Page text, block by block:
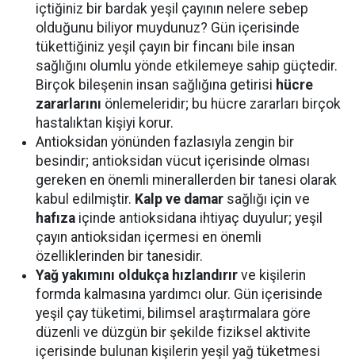
içtiğiniz bir bardak yeşil çayının nelere sebep
olduğunu biliyor muydunuz? Gün içerisinde
tükettiğiniz yeşil çayın bir fincanı bile insan
sağlığını olumlu yönde etkilemeye sahip güçtedir.
Birçok bileşenin insan sağlığına getirisi hücre
zararlarını önlemeleridir; bu hücre zararları birçok
hastalıktan kişiyi korur.
Antioksidan yönünden fazlasıyla zengin bir
besindir; antioksidan vücut içerisinde olması
gereken en önemli minerallerden bir tanesi olarak
kabul edilmiştir. Kalp ve damar sağlığı için ve
hafıza içinde antioksidana ihtiyaç duyulur; yeşil
çayın antioksidan içermesi en önemli
özelliklerinden bir tanesidir.
Yağ yakımını oldukça hızlandırır ve kişilerin
formda kalmasına yardımcı olur. Gün içerisinde
yeşil çay tüketimi, bilimsel araştırmalara göre
düzenli ve düzgün bir şekilde fiziksel aktivite
içerisinde bulunan kişilerin yeşil yağ tüketmesi